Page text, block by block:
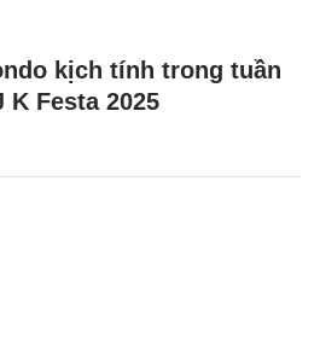
kịch tính trong tuần
K Festa 2025